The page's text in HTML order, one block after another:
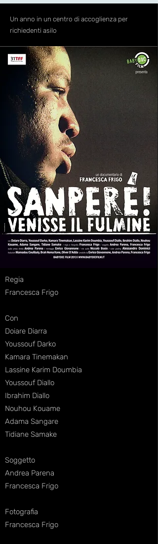
Un anno in un centro di accoglienza per
richiedenti asilo
Regia
Francesca Frigo
Con
Doiare Diarra
Youssouf Darko
Kamara Tinemakan
Lassine Karim Doumbia
Youssouf Diallo
Ibrahim Diallo
Nouhou Kouame
Adama Sangare
Tidiane Samake
Soggetto
Andrea Parena
Francesca Frigo
Fotografia
Francesca Frigo